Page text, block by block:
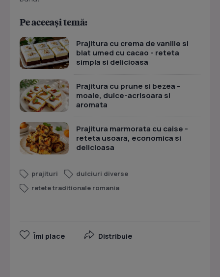
Pe aceeași temă:
Prajitura cu crema de vanilie si
blat umed cu cacao - reteta
simpla si delicioasa
Prajitura cu prune si bezea -
moale, dulce-acrisoara si
aromata
Prajitura marmorata cu caise -
reteta usoara, economica si
delicioasa
prajituri
dulciuri diverse
retete traditionale romania
Îmi place Distribuie